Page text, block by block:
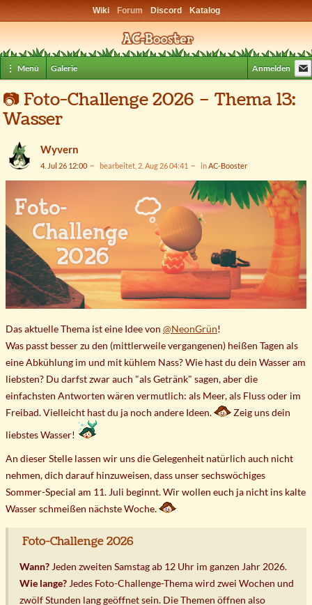
Wiki Forum Discord Katalog
⋮ Menü Galerie Anmelden
📷Foto-Challenge 2026 – Thema 13:
Wasser
Wyvern
4. Jul 26 12:00 bearbeitet, 2. Aug 26 04:41 inAC-Booster
Das aktuelle Thema ist eine Idee von @NeonGrün!
Was passt besser zu den (mittlerweile vergangenen) heißen Tagen als
eine Abkühlung im und mit kühlem Nass? Wie hast du dein Wasser am
liebsten? Du darfst zwar auch "als Getränk" sagen, aber die
einfachsten Antworten wären vermutlich: als Meer, als Fluss oder im
Freibad. Vielleicht hast du ja noch andere Ideen.
Zeig uns dein
liebstes Wasser!
An dieser Stelle lassen wir uns die Gelegenheit natürlich auch nicht
nehmen, dich darauf hinzuweisen, dass unser sechswöchiges
Sommer-Special am 11. Juli beginnt. Wir wollen euch ja nicht ins kalte
Wasser schmeißen nächste Woche.
Foto-Challenge 2026
Wann? Jeden zweiten Samstag ab 12 Uhr im ganzen Jahr 2026.
Wie lange? Jedes Foto-Challenge-Thema wird zwei Wochen und
zwölf Stunden lang geöffnet sein. Die Themen öffnen also